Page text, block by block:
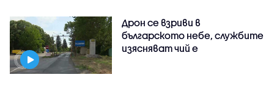
Дрон се взриви в
българското небе, службите
изясняват чий е